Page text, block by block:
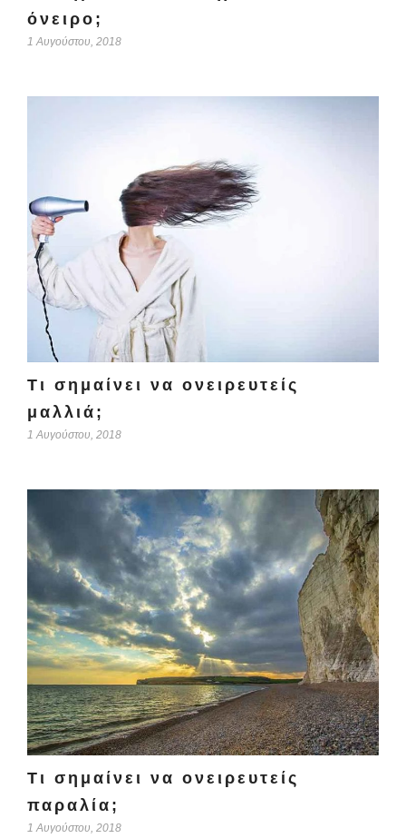
όνειρο;
1 Αυγούστου, 2018
Τι σημαίνει να ονειρευτείς
μαλλιά;
1 Αυγούστου, 2018
Τι σημαίνει να ονειρευτείς
παραλία;
1 Αυγούστου, 2018